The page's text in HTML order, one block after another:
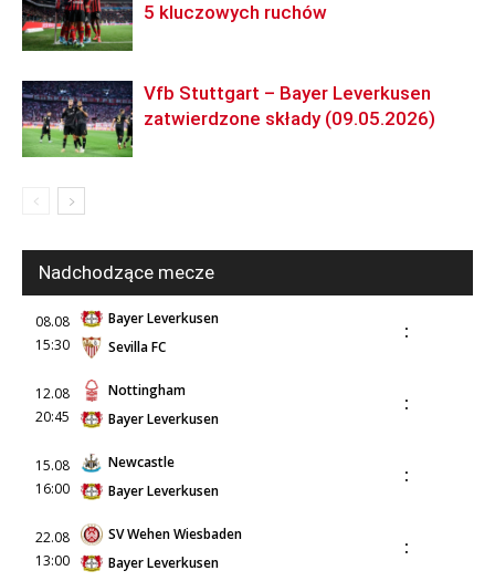
5 kluczowych ruchów
Vfb Stuttgart – Bayer Leverkusen
zatwierdzone składy (09.05.2026)
Nadchodzące mecze
08.08
15:30
Bayer Leverkusen
Sevilla FC
:
12.08
20:45
Nottingham
Bayer Leverkusen
:
15.08
16:00
Newcastle
Bayer Leverkusen
:
22.08
13:00
SV Wehen Wiesbaden
Bayer Leverkusen
: